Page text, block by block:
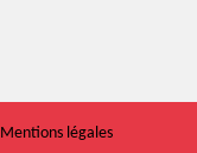
Mentions légales